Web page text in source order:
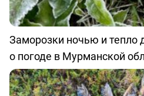
Заморозки ночью и тепло
о погоде в Мурманской